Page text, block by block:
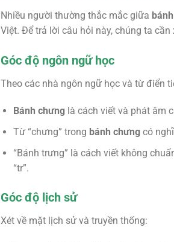
Nhiều người thường thắc mắc giữa
Việt. Để trả lời câu hỏi này, chúng ta
Góc độ ngôn ngữ học
Theo các nhà ngôn ngữ học và từ điển
Bánh chưnglà cách viết và phát âm
Từ “chưng” trong bánh chưngcó
“Bánh trưng” là cách viết không
“tr”.
Góc độ lịch sử
Xét về mặt lịch sử và truyền thống: